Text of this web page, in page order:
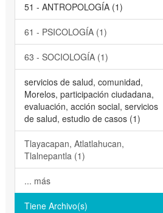
51 - ANTROPOLOGÍA (1)
61 - PSICOLOGÍA (1)
63 - SOCIOLOGÍA (1)
servicios de salud, comunidad,
Morelos, participación ciudadana,
evaluación, acción social, servicios
de salud, estudio de casos (1)
Tlayacapan, Atlatlahucan,
Tlalnepantla (1)
... más
Tiene Archivo(s)